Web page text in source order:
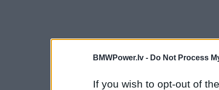
BMWPower.lv - Do Not Process
If you wish to opt-out of